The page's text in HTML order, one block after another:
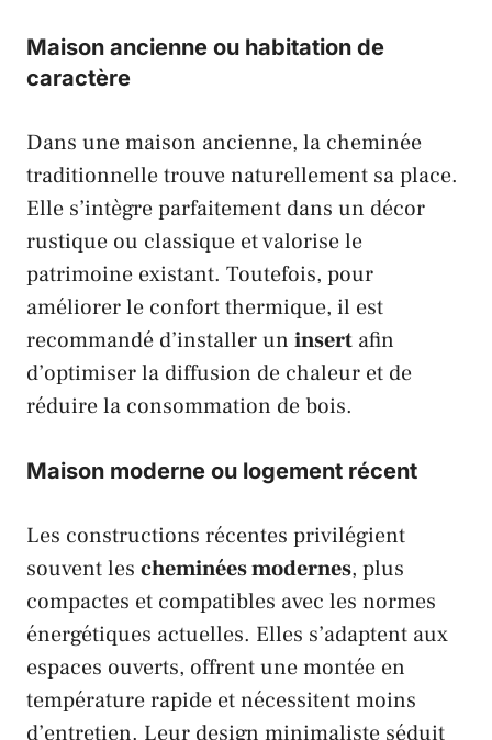
Maison ancienne ou habitation de
caractère
Dans une maison ancienne, la cheminée
traditionnelle trouve naturellement sa place.
Elle s’intègre parfaitement dans un décor
rustique ou classique et valorise le
patrimoine existant. Toutefois, pour
améliorer le confort thermique, il est
recommandé d’installer un insert afin
d’optimiser la diffusion de chaleur et de
réduire la consommation de bois.
Maison moderne ou logement récent
Les constructions récentes privilégient
souvent les cheminées modernes, plus
compactes et compatibles avec les normes
énergétiques actuelles. Elles s’adaptent aux
espaces ouverts, offrent une montée en
température rapide et nécessitent moins
d’entretien. Leur design minimaliste séduit